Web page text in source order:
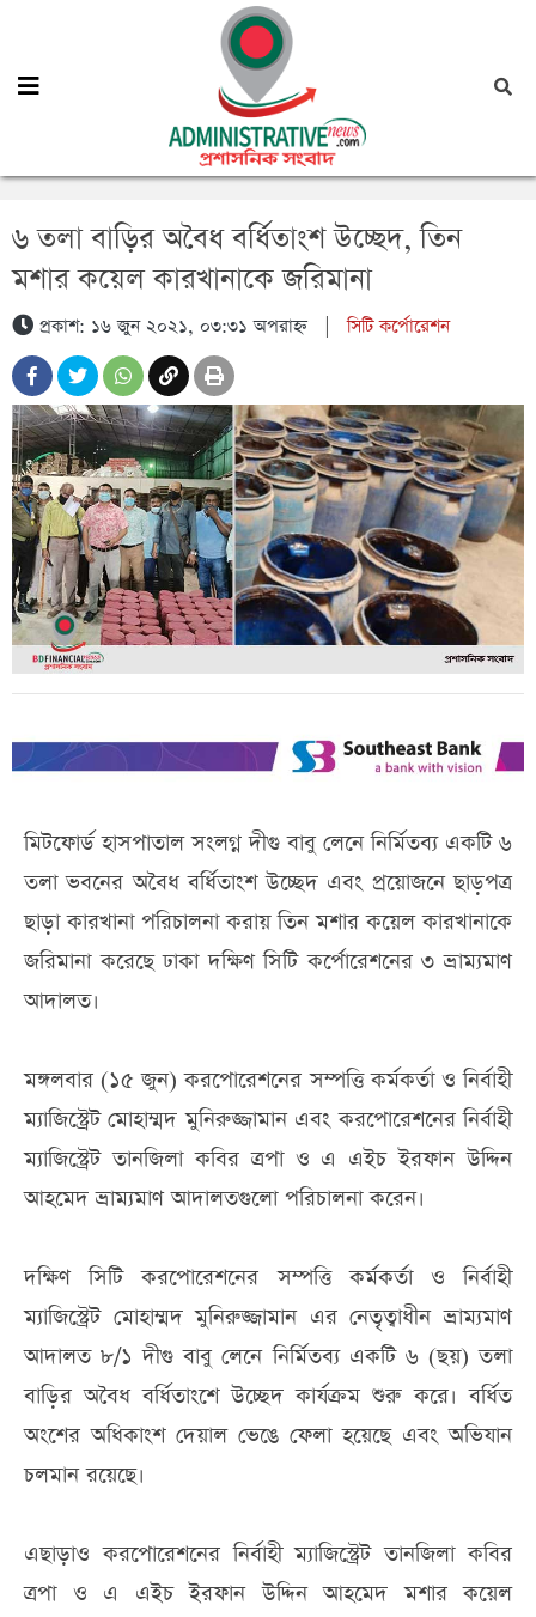
৬ তলা বাড়ির অবৈধ বর্ধিতাংশ উচ্ছেদ, তিন
মশার কয়েল কারখানাকে জরিমানা
প্রকাশ: ১৬ জুন ২০২১, ০৩:৩১ অপরাহ্ন|সিটি কর্পোরেশন
মিটফোর্ড হাসপাতাল সংলগ্ন দীগু বাবু লেনে নির্মিতব্য একটি ৬
তলা ভবনের অবৈধ বর্ধিতাংশ উচ্ছেদ এবং প্রয়োজনে ছাড়পত্র
ছাড়া কারখানা পরিচালনা করায় তিন মশার কয়েল কারখানাকে
জরিমানা করেছে ঢাকা দক্ষিণ সিটি কর্পোরেশনের ৩ ভ্রাম্যমাণ
আদালত।
মঙ্গলবার (১৫ জুন) করপোরেশনের সম্পত্তি কর্মকর্তা ও নির্বাহী
ম্যাজিস্ট্রেট মোহাম্মদ মুনিরুজ্জামান এবং করপোরেশনের নির্বাহী
ম্যাজিস্ট্রেট তানজিলা কবির ত্রপা ও এ এইচ ইরফান উদ্দিন
আহমেদ ভ্রাম্যমাণ আদালতগুলো পরিচালনা করেন।
দক্ষিণ সিটি করপোরেশনের সম্পত্তি কর্মকর্তা ও নির্বাহী
ম্যাজিস্ট্রেট মোহাম্মদ মুনিরুজ্জামান এর নেতৃত্বাধীন ভ্রাম্যমাণ
আদালত ৮/১ দীগু বাবু লেনে নির্মিতব্য একটি ৬ (ছয়) তলা
বাড়ির অবৈধ বর্ধিতাংশে উচ্ছেদ কার্যক্রম শুরু করে। বর্ধিত
অংশের অধিকাংশ দেয়াল ভেঙে ফেলা হয়েছে এবং অভিযান
চলমান রয়েছে।
এছাড়াও করপোরেশনের নির্বাহী ম্যাজিস্ট্রেট তানজিলা কবির
ত্রপা ও এ এইচ ইরফান উদ্দিন আহমেদ মশার কয়েল